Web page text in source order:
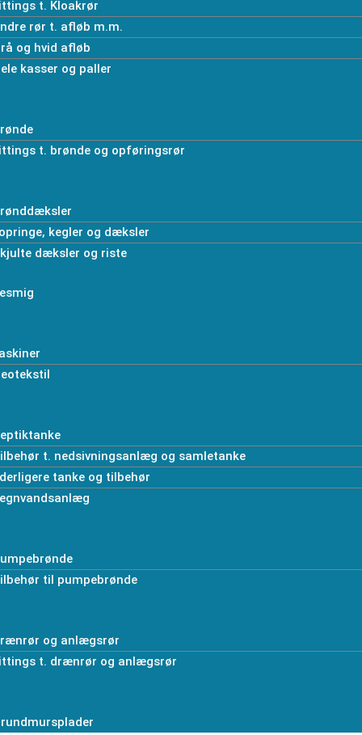
t. Kloakrør
rør t. afløb m.m.
og hvid afløb
kasser og paller
t. brønde og opføringsrør
kegler og dæksler
dæksler og riste
t. nedsivningsanlæg og samletanke
tanke og tilbehør
til pumpebrønde
og anlægsrør
t. drænrør og anlægsrør